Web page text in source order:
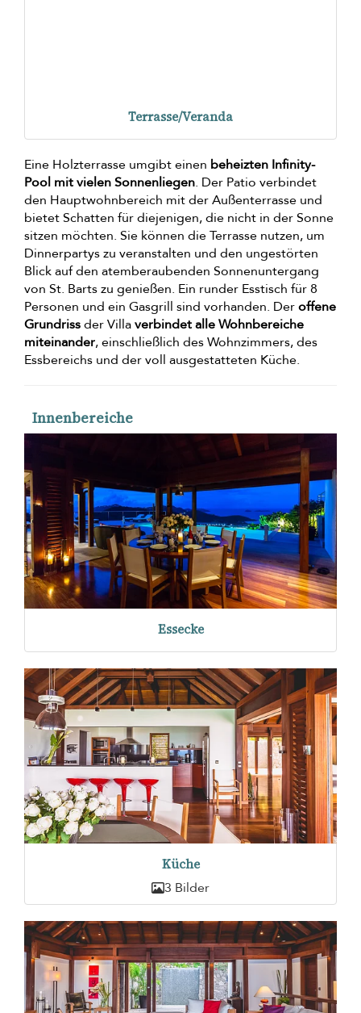
Terrasse/Veranda
Eine Holzterrasse umgibt einen beheizten Infinity-
Pool mit vielen Sonnenliegen. Der Patio verbindet
den Hauptwohnbereich mit der Außenterrasse und
bietet Schatten für diejenigen, die nicht in der Sonne
sitzen möchten. Sie können die Terrasse nutzen, um
Dinnerpartys zu veranstalten und den ungestörten
Blick auf den atemberaubenden Sonnenuntergang
von St. Barts zu genießen. Ein runder Esstisch für 8
Personen und ein Gasgrill sind vorhanden. Deroffene
Grundrissder Villaverbindet alle Wohnbereiche
miteinander, einschließlich des Wohnzimmers, des
Essbereichs und der voll ausgestatteten Küche.
Innenbereiche
Essecke
Küche
3 Bilder